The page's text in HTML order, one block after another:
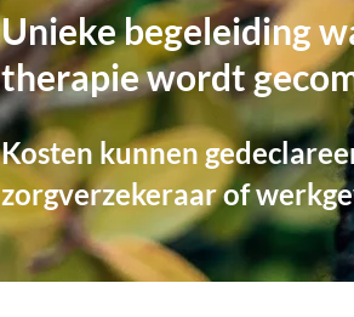
Unieke begeleiding
therapie wordt
Kosten kunnen
zorgverzekeraar of